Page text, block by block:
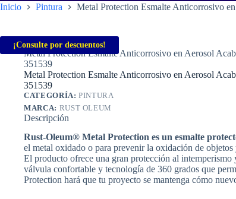
Inicio Pintura Metal Protection Esmalte Anticorrosivo
¡Consulte por descuentos!
Inicio
Pintura
Metal Protection Esmalte Anticorrosivo en Aerosol
351539
Metal Protection Esmalte Anticorrosivo en Aerosol
351539
CATEGORÍA:PINTURA
MARCA: RUST OLEUM
Descripción
Rust-Oleum® Metal Protection es un esmalte
el metal oxidado o para prevenir la oxidación de
El producto ofrece una gran protección al intemperismo
válvula confortable y tecnología de 360 grados que
Protection hará que tu proyecto se mantenga cómo